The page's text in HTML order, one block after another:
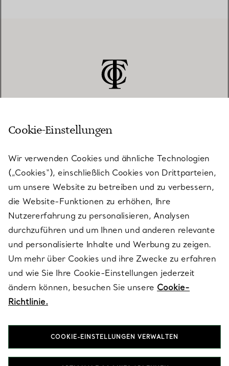
KUNDENSERVICE
SERVICES
ÜBER TIFFANY & CO.
RECHTLICHE HINWEISE
FOLGEN SIE UNS
Cookie-Einstellungen
Wir verwenden Cookies und ähnliche Technologien
(„Cookies“), einschließlich Cookies von Drittparteien,
um unsere Website zu betreiben und zu verbessern,
die Website-Funktionen zu erhöhen, Ihre
Nutzererfahrung zu personalisieren, Analysen
durchzuführen und um Ihnen und anderen relevante
und personalisierte Inhalte und Werbung zu zeigen.
Um mehr über Cookies und ihre Zwecke zu erfahren
und wie Sie Ihre Cookie-Einstellungen jederzeit
ändern können, besuchen Sie unsere Cookie-
Richtlinie.
COOKIE-EINSTELLUNGEN VERWALTEN